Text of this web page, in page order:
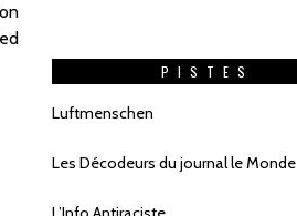
PISTES
Luftmenschen
Les Décodeurs du journal le Monde